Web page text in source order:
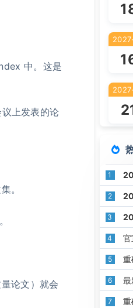
中。这是
上发表的论
。
论文）就会
1
2
3
发
4
发
5
6
名
7